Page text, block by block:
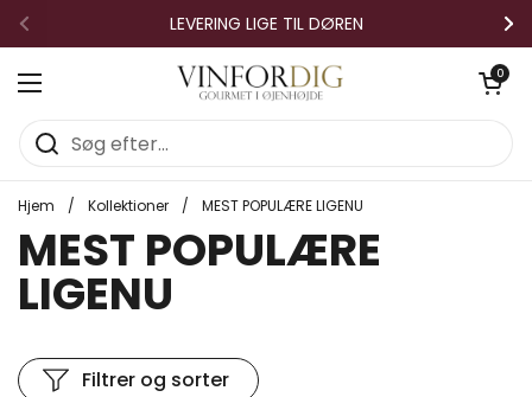
Gå til indhold
Forrige
LEVERING LIGE TIL DØREN
Åbn menuen
Åben
0
Hjem / Kollektioner / MEST POPULÆRE LIGENU
MEST POPULÆRE
LIGENU
Filtrer og sorter